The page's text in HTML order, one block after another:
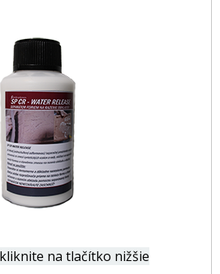
na tlačítko nižšie